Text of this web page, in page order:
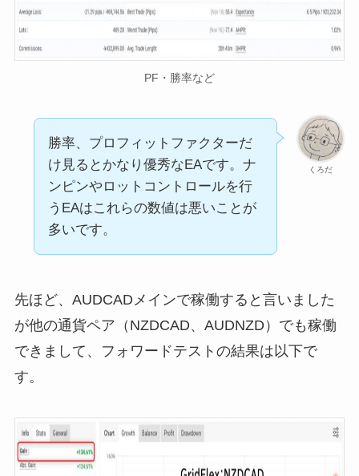
PF・勝率など
くろだ
勝率、プロフィットファクターだ
け見るとかなり優秀なEAです。ナ
ンピンやロットコントロールを行
うEAはこれらの数値は悪いことが
多いです。
先ほど、AUDCADメインで稼働すると言いました
が他の通貨ペア（NZDCAD、AUDNZD）でも稼働
できまして、フォワードテストの結果は以下で
す。